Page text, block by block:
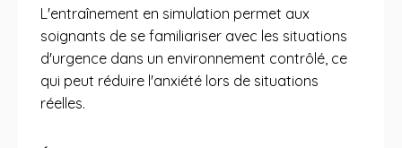
L'entraînement en simulation permet aux
soignants de se familiariser avec les situations
d'urgence dans un environnement contrôlé, ce
qui peut réduire l'anxiété lors de situations
réelles.